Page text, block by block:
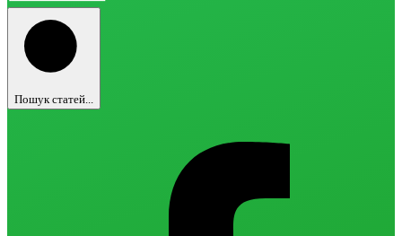
Пошук статей...